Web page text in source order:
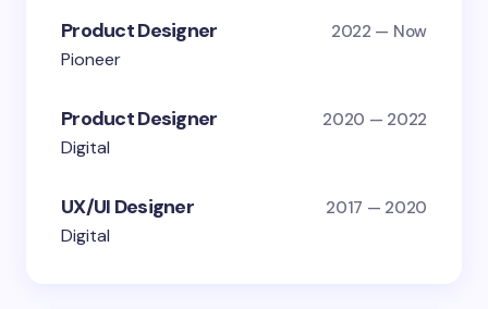
Product Designer 2022 — Now
Pioneer
Product Designer 2020 — 2022
Digital
UX/UI Designer 2017 — 2020
Digital